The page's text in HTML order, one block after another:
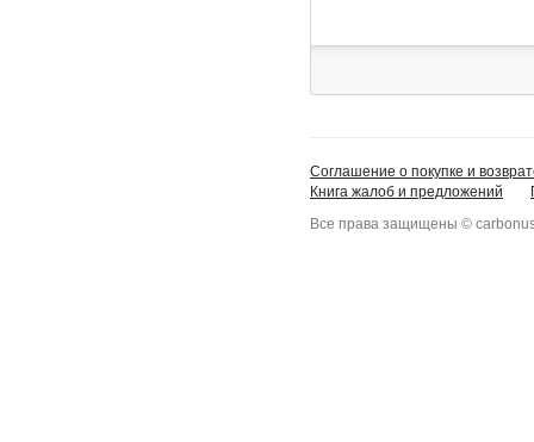
Соглашение о покупке и
Книга жалоб и предложений
Все права защищены ©